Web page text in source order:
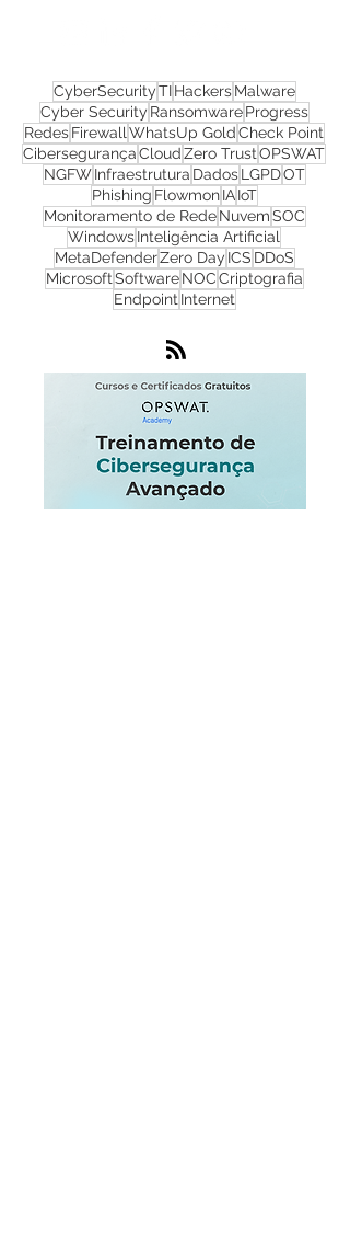
CyberSecurityTIHackersMalware
Cyber Security RansomwareProgress
RedesFirewallWhatsUp Gold Check Point
CibersegurançaCloudZero Trust
NGFWInfraestruturaDadosLGPDOT
PhishingFlowmon IAIoT
Monitoramento de RedeNuvemSOC
WindowsInteligência Artificial
MetaDefenderZero DayICS
Endpoint